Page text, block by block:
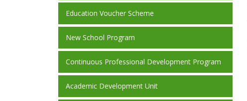
Education Voucher Scheme
New School Program
Continuous Professional Development Program
Academic Development Unit